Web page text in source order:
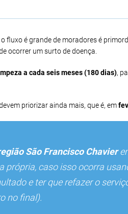
fluxo é grande de moradores é
ocorrer um surto de doença.
a cada seis meses (180 dias),
priorizar ainda mais, que é, em
São Francisco Chavier
própria, caso isso ocorra
e ter que refazer o
no final).